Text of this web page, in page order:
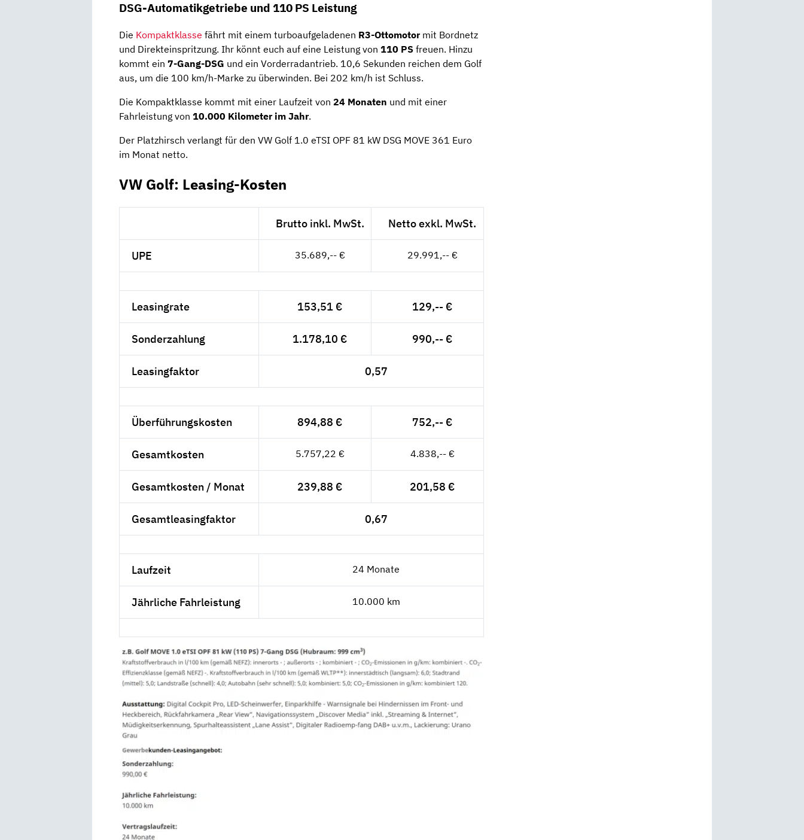
DSG-Automatikgetriebe und 110 PS Leistung
Die Kompaktklasse fährt mit einem turboaufgeladenen R3-Ottomotormit Bordnetz
und Direkteinspritzung. Ihr könnt euch auf eine Leistung von 110 PS freuen. Hinzu
kommt ein 7-Gang-DSG und ein Vorderradantrieb. 10,6 Sekunden reichen dem Golf
aus, um die 100 km/h-Marke zu überwinden. Bei 202 km/h ist Schluss.
Die Kompaktklasse kommt mit einer Laufzeit von 24 Monaten und mit einer
Fahrleistung von 10.000 Kilometer im Jahr.
Der Platzhirsch verlangt für den VW Golf 1.0 eTSI OPF 81 kW DSG MOVE 361 Euro
im Monat netto.
VW Golf: Leasing-Kosten
Brutto inkl. MwSt. Netto exkl. MwSt.
UPE 35.689,-- € 29.991,-- €
Leasingrate 153,51 € 129,-- €
Sonderzahlung 1.178,10 € 990,-- €
Leasingfaktor 0,57
Überführungskosten 894,88 € 752,-- €
Gesamtkosten 5.757,22 € 4.838,-- €
Gesamtkosten / Monat 239,88 € 201,58 €
Gesamtleasingfaktor 0,67
Laufzeit 24 Monate
Jährliche Fahrleistung 10.000 km